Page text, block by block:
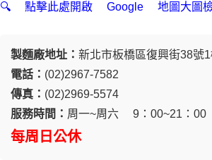
🔍 點擊此處開啟 Google 地圖大圖
製麵廠地址： 新北市板橋區復興街38號
電話： (02)2967-7582
傳真： (02)2969-5574
服務時間： 周一~周六 9：00~21：00
每周日公休